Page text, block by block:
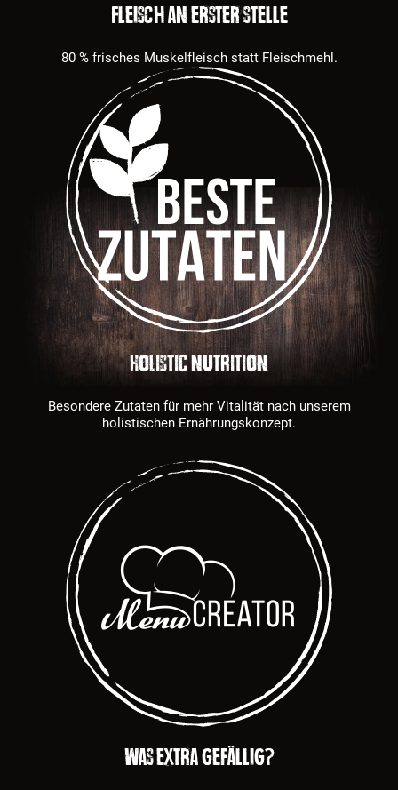
Fleisch an erster Stelle
80 % frisches Muskelfleisch statt Fleischmehl.
HOLISTIC NUTRITION
Besondere Zutaten für mehr Vitalität nach unserem
holistischen Ernährungskonzept.
Was extra gefällig?